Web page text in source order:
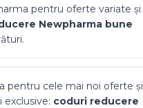
pentru oferte variate și
Newpharma bune
pentru cele mai noi oferte și
coduri reducere